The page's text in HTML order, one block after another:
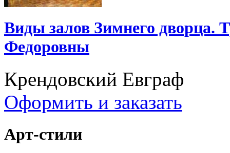
Виды залов Зимнего
Федоровны
Крендовский Евграф
Оформить и заказать
Арт-стили